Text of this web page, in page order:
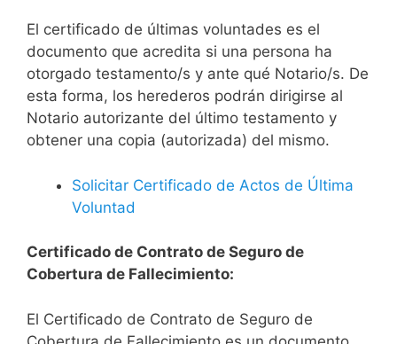
El certificado de últimas voluntades es el
documento que acredita si una persona ha
otorgado testamento/s y ante qué Notario/s. De
esta forma, los herederos podrán dirigirse al
Notario autorizante del último testamento y
obtener una copia (autorizada) del mismo.
Solicitar Certificado de Actos de Última
Voluntad
Certificado de Contrato de Seguro de
Cobertura de Fallecimiento:
El Certificado de Contrato de Seguro de